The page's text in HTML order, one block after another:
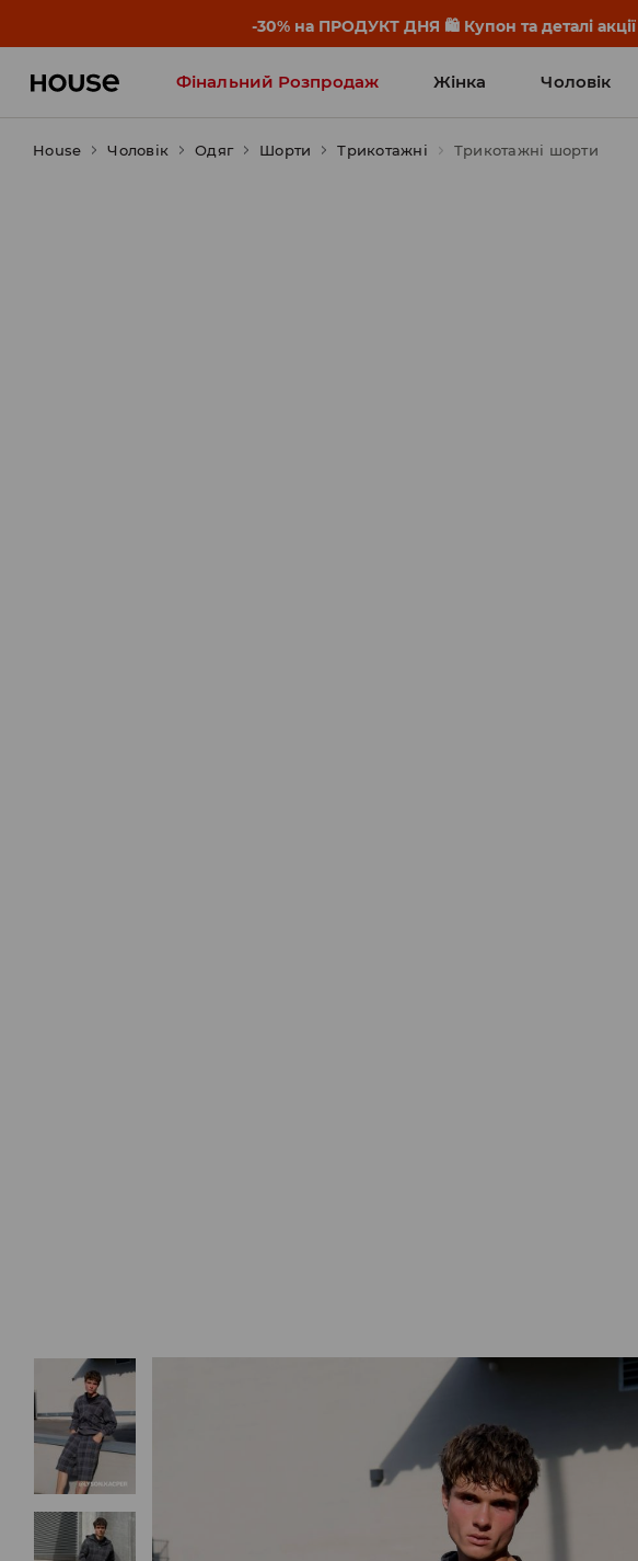
-30% на ПРОДУКТ ДНЯ 🛍️ Купон та деталі
Фінальний Розпродаж Жінка Чоловік
Influencers' Faves
House Чоловік Одяг Шорти Трикотажні Трикотажні шорти